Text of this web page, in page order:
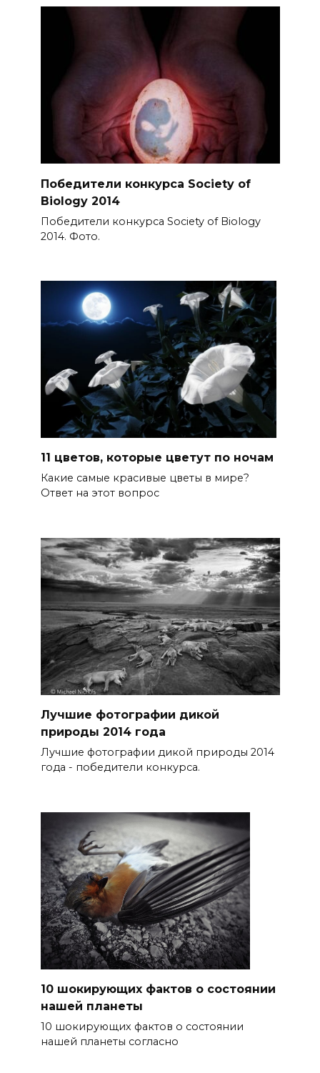
Победители конкурса Society of
Biology 2014
Победители конкурса Society of Biology
2014. Фото.
11 цветов, которые цветут по ночам
Какие самые красивые цветы в мире?
Ответ на этот вопрос
Лучшие фотографии дикой
природы 2014 года
Лучшие фотографии дикой природы 2014
года - победители конкурса.
10 шокирующих фактов о состоянии
нашей планеты
10 шокирующих фактов о состоянии
нашей планеты согласно